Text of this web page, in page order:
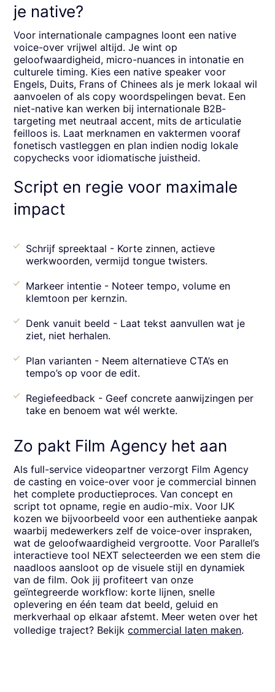
je native?
Voor internationale campagnes loont een native
voice-over vrijwel altijd. Je wint op
geloofwaardigheid, micro-nuances in intonatie en
culturele timing. Kies een native speaker voor
Engels, Duits, Frans of Chinees als je merk lokaal wil
aanvoelen of als copy woordspelingen bevat. Een
niet-native kan werken bij internationale B2B-
targeting met neutraal accent, mits de articulatie
feilloos is. Laat merknamen en vaktermen vooraf
fonetisch vastleggen en plan indien nodig lokale
copychecks voor idiomatische juistheid.
Script en regie voor maximale
impact
Schrijf spreektaal - Korte zinnen, actieve
werkwoorden, vermijd tongue twisters.
Markeer intentie - Noteer tempo, volume en
klemtoon per kernzin.
Denk vanuit beeld - Laat tekst aanvullen wat je
ziet, niet herhalen.
Plan varianten - Neem alternatieve CTA’s en
tempo’s op voor de edit.
Regiefeedback - Geef concrete aanwijzingen per
take en benoem wat wél werkte.
Zo pakt Film Agency het aan
Als full-service videopartner verzorgt Film Agency
de casting en voice-over voor je commercial binnen
het complete productieproces. Van concept en
script tot opname, regie en audio-mix. Voor IJK
kozen we bijvoorbeeld voor een authentieke aanpak
waarbij medewerkers zelf de voice-over inspraken,
wat de geloofwaardigheid vergrootte. Voor Parallel’s
interactieve tool NEXT selecteerden we een stem die
naadloos aansloot op de visuele stijl en dynamiek
van de film. Ook jij profiteert van onze
geïntegreerde workflow: korte lijnen, snelle
oplevering en één team dat beeld, geluid en
merkverhaal op elkaar afstemt. Meer weten over het
volledige traject? Bekijkcommercial laten maken.